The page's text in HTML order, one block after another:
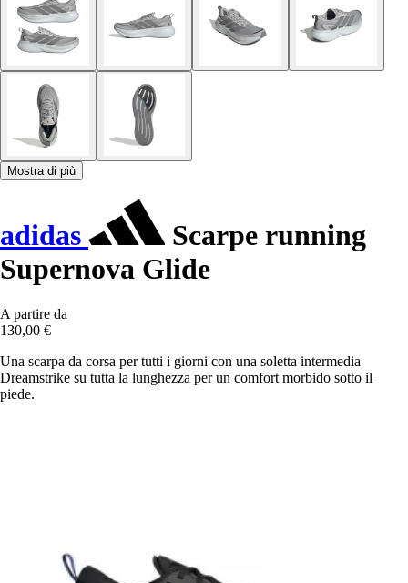
Mostra di più
adidas
Scarpe running
Supernova Glide
A partire da
130,00 €
Una scarpa da corsa per tutti i giorni con una soletta intermedia
Dreamstrike su tutta la lunghezza per un comfort morbido sotto il
piede.